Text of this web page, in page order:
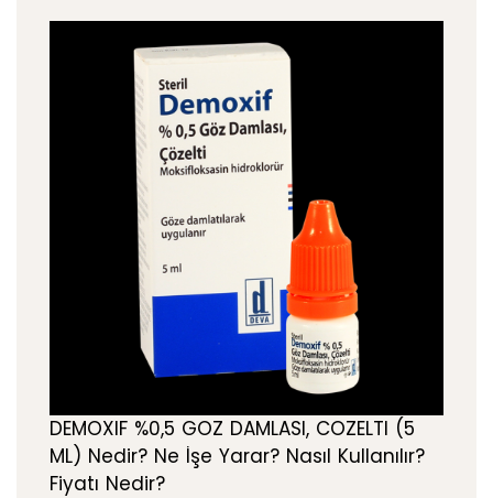
DEMOXIF %0,5 GOZ DAMLASI, COZELTI (5
ML) Nedir? Ne İşe Yarar? Nasıl Kullanılır?
Fiyatı Nedir?